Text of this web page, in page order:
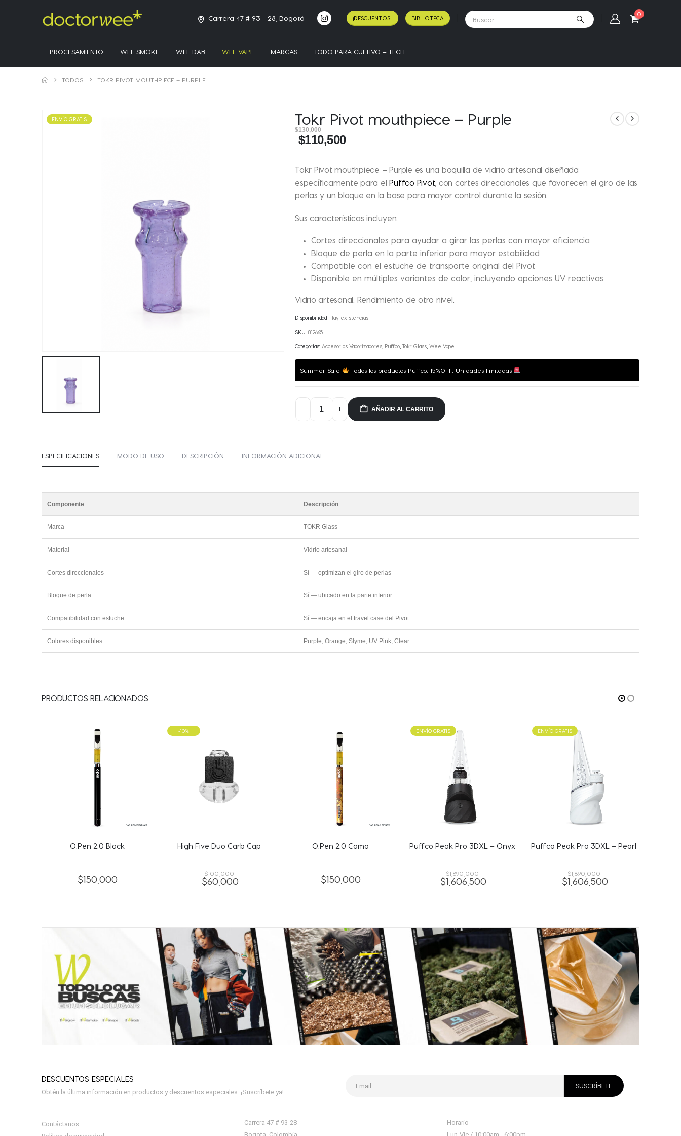
Carrera 47 # 93 - 28, Bogotá ¡DESCUENTOS! BIBLIOTECA
0
PROCESAMIENTO WEE SMOKE WEE DAB WEE VAPE MARCAS TODO PARA CULTIVO – TECH
TODOS TOKR PIVOT MOUTHPIECE – PURPLE
ENVÍO GRATIS Tokr Pivot mouthpiece – Purple
$130,000
$110,500
Tokr Pivot mouthpiece – Purple es una boquilla de vidrio artesanal diseñada
específicamente para elPuffco Pivot , con cortes direccionales que favorecen el giro de las
perlas y un bloque en la base para mayor control durante la sesión.
Sus características incluyen:
Cortes direccionales para ayudar a girar las perlas con mayor eficiencia
Bloque de perla en la parte inferior para mayor estabilidad
Compatible con el estuche de transporte original del Pivot
Disponible en múltiples variantes de color, incluyendo opciones UV reactivas
Vidrio artesanal. Rendimiento de otro nivel.
Disponibilidad: Hay existencias
SKU: 812665
Categorías: Accesorios Vaporizadores Puffco Tokr Glass Wee Vape
Summer Sale Todos los productos Puffco: 15%OFF. Unidades limitadas
AÑADIR AL CARRITO
ESPECIFICACIONES MODO DE USO DESCRIPCIÓN INFORMACIÓN ADICIONAL
Componente Descripción
Marca TOKR Glass
Material Vidrio artesanal
Cortes direccionales Sí — optimizan el giro de perlas
Bloque de perla Sí — ubicado en la parte inferior
Compatibilidad con estuche Sí — encaja en el travel case del Pivot
Colores disponibles Purple, Orange, Slyme, UV Pink, Clear
PRODUCTOS RELACIONADOS
High Five Duo Carb Cap
$60,000
O.Pen 2.0 Camo
$150,000
Puffco Peak Pro 3DXL – Onyx
$1,606,500
ENVÍO GRATIS
Puffco Peak Pro 3DXL – Pearl
$1,890,000
$1,606,500
Puffco Peak Pro Oculus Carb
$115,000
$97,750
DESCUENTOS ESPECIALES
Obtén la última información en productos y descuentos especiales. ¡Suscríbete ya!
Contáctanos
Carrera 47 # 93-28
Horario